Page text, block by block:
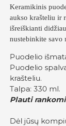
Keramikinis
aukso krašteliu ir
išreiškianti
nustebinkite savo
Puodelio
Puodelio
krašteliu.
Talpa: 330 ml.
Plauti
Dėl jūsų